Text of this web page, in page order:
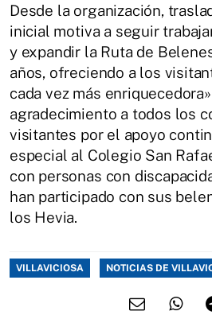
Desde la organización,
inicial motiva a seguir
y expandir la Ruta de
años, ofreciendo a los
cada vez más
agradecimiento a todos los
visitantes por el apoyo
especial al Colegio San
con personas con
han participado con sus
los Hevia.
VILLAVICIOSA NOTICIAS DE